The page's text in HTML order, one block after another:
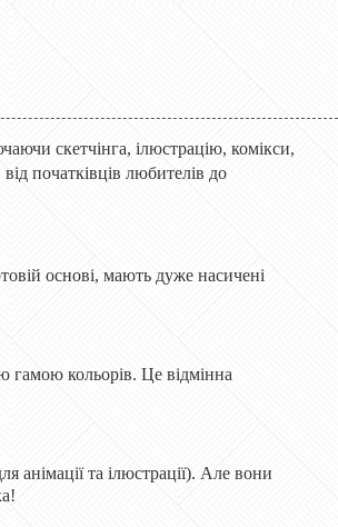
скетчінга, ілюстрацію, комікси,
початківців любителів до
основі, мають дуже насичені
гамою кольорів. Це відмінна
анімації та ілюстрації). Але вони